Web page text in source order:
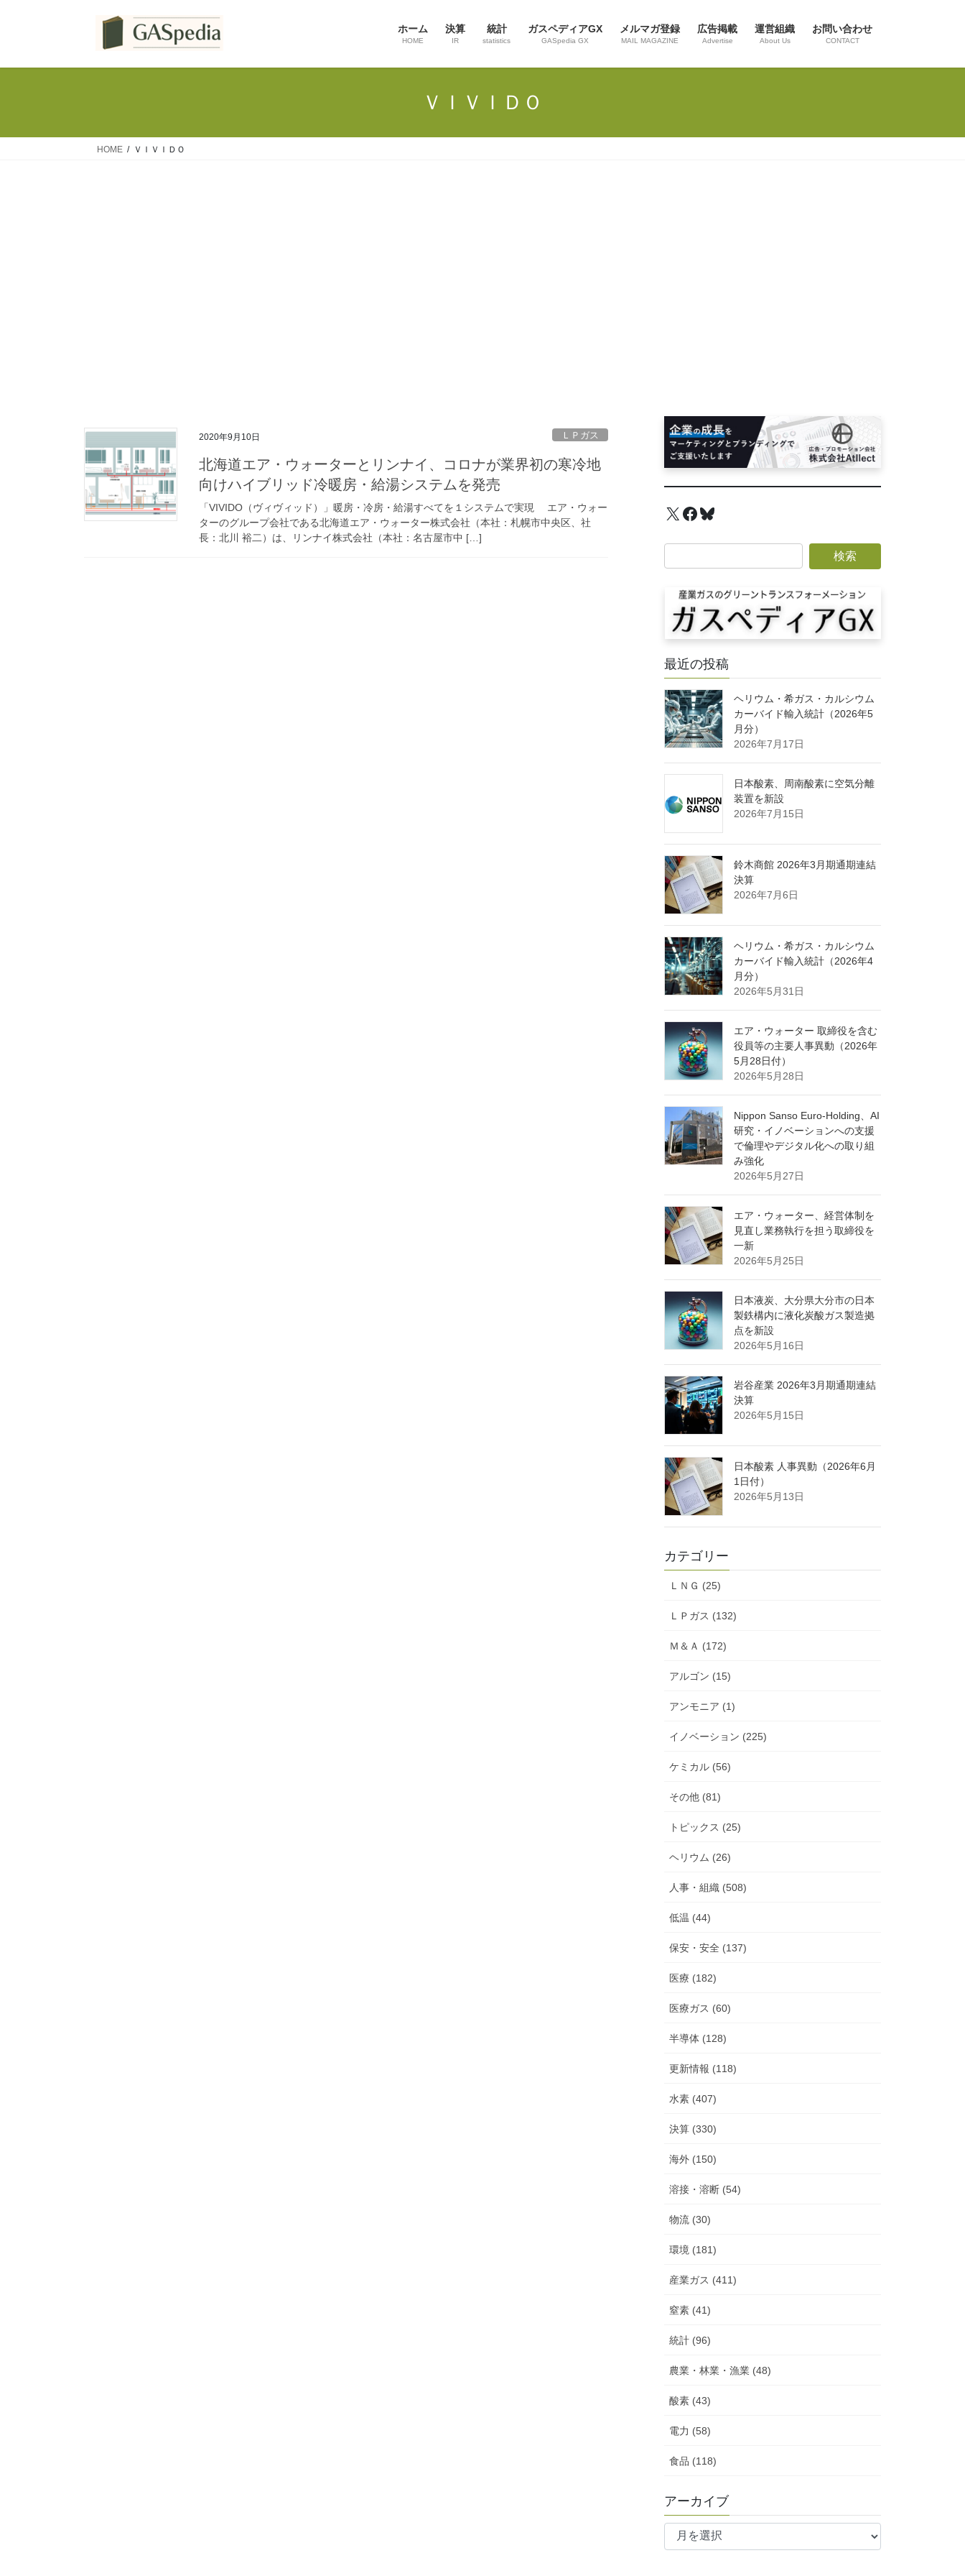
ホーム
HOME
決算
IR
統計
statistics
ガスペディアGX
GASpedia GX
メルマガ登録
MAIL MAGAZINE
広告掲載
Advertise
運営組織
About Us
お問い合わせ
CONTACT
ＶＩＶＩＤＯ
HOME ＶＩＶＩＤＯ
2020年9月10日 ＬＰガス
北海道エア・ウォーターとリンナイ、コロナが業界初の寒冷地
向けハイブリッド冷暖房・給湯システムを発売
「VIVIDO（ヴィヴィッド）」暖房・冷房・給湯すべてを１システムで実現 エア・ウォー
ターのグループ会社である北海道エア・ウォーター株式会社（本社：札幌市中央区、社
長：北川 裕二）は、リンナイ株式会社（本社：名古屋市中 […]
X Facebook
Bluesky
最近の投稿
ヘリウム・希ガス・カルシウム
カーバイド輸入統計（2026年5
月分）
2026年7月17日
日本酸素、周南酸素に空気分離
装置を新設
2026年7月15日
鈴木商館 2026年3月期通期連結
決算
2026年7月6日
ヘリウム・希ガス・カルシウム
カーバイド輸入統計（2026年4
月分）
2026年5月31日
エア・ウォーター 取締役を含む
役員等の主要人事異動（2026年
5月28日付）
2026年5月28日
Nippon Sanso Euro-Holding、AI
研究・イノベーションへの支援
で倫理やデジタル化への取り組
み強化
2026年5月27日
エア・ウォーター、経営体制を
見直し業務執行を担う取締役を
一新
2026年5月25日
日本液炭、大分県大分市の日本
製鉄構内に液化炭酸ガス製造拠
点を新設
2026年5月16日
岩谷産業 2026年3月期通期連結
決算
2026年5月15日
日本酸素 人事異動（2026年6月
1日付）
2026年5月13日
カテゴリー
ＬＮＧ (25)
ＬＰガス (132)
Ｍ＆Ａ (172)
アルゴン (15)
アンモニア (1)
イノベーション (225)
ケミカル (56)
その他 (81)
トピックス (25)
ヘリウム (26)
人事・組織 (508)
低温 (44)
保安・安全 (137)
医療 (182)
医療ガス (60)
半導体 (128)
更新情報 (118)
水素 (407)
決算 (330)
海外 (150)
溶接・溶断 (54)
物流 (30)
環境 (181)
産業ガス (411)
窒素 (41)
統計 (96)
農業・林業・漁業 (48)
酸素 (43)
電力 (58)
食品 (118)
アーカイブ
ア